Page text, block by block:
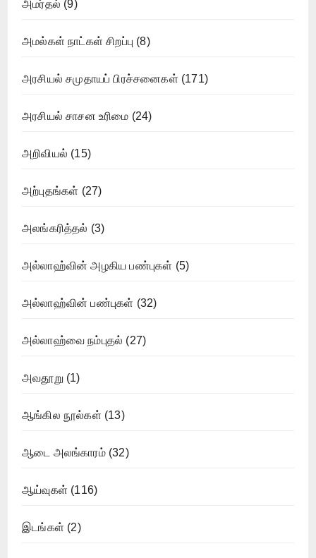
அமர்தல் (9)
அமல்கள் நாட்கள் சிறப்பு (8)
அரசியல் சமுதாயப் பிரச்சனைகள் (171)
அரசியல் சாசன உரிமை (24)
அறிவியல் (15)
அற்புதங்கள் (27)
அலங்கரித்தல் (3)
அல்லாஹ்வின் அழகிய பண்புகள் (5)
அல்லாஹ்வின் பண்புகள் (32)
அல்லாஹ்வை நம்புதல் (27)
அவதூறு (1)
ஆங்கில நூல்கள் (13)
ஆடை அலங்காரம்(32)
ஆய்வுகள் (116)
இடங்கள் (2)